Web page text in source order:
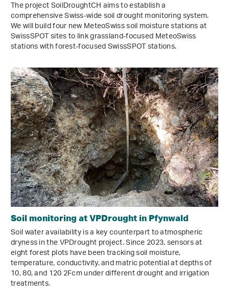
The project SoilDroughtCH aims to establish a
comprehensive Swiss-wide soil drought monitoring system.
We will build four new MeteoSwiss soil moisture stations at
SwissSPOT sites to link grassland-focused MeteoSwiss
stations with forest-focused SwissSPOT stations.
Soil monitoring at VPDrought in Pfynwald
Soil water availability is a key counterpart to atmospheric
dryness in the VPDrought project. Since 2023, sensors at
eight forest plots have been tracking soil moisture,
temperature, conductivity, and matric potential at depths of
10, 80, and 120 2Fcm under different drought and irrigation
treatments.